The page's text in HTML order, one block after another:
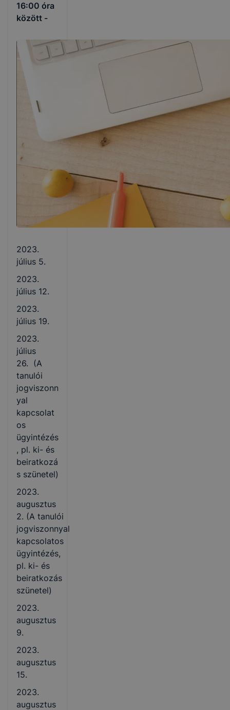
16:00 óra
között -
2023.
július 5.
2023.
július 12.
2023.
július 19.
2023.
július
26. (A
tanulói
jogviszonn
yal
kapcsolat
os
ügyintézés
, pl. ki- és
beiratkozá
s szünetel)
2023.
augusztus
2. (A tanulói
jogviszonnyal
kapcsolatos
ügyintézés,
pl. ki- és
beiratkozás
szünetel)
2023.
augusztus
9.
2023.
augusztus
15.
2023.
augusztus